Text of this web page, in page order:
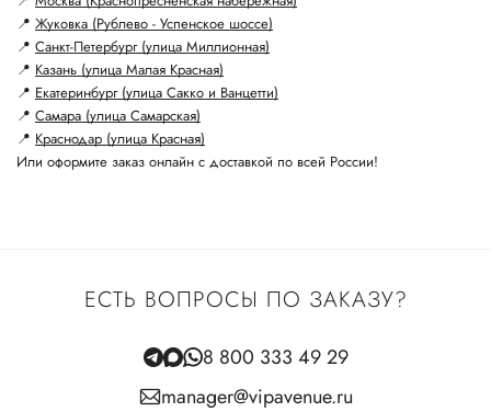
📍 Жуковка (Рублево - Успенское шоссе)
📍 Санкт-Петербург (улица Миллионная)
📍 Казань (улица Малая Красная)
📍 Екатеринбург (улица Сакко и Ванцетти)
📍 Самара (улица Самарская)
📍 Краснодар (улица Красная)
Или оформите заказ онлайн с доставкой по всей России!
ЕСТЬ ВОПРОСЫ ПО ЗАКАЗУ?
8 800 333 49 29
manager@vipavenue.ru